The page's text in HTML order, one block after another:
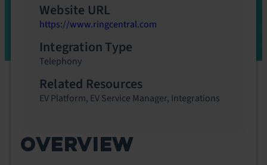
OVERVIEW
Website URL
https://www.ringcentral.com
Integration Type
Telephony
Related Resources
EV Platform, EV Service Manager, Integrations